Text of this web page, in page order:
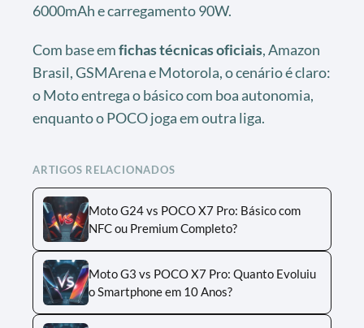
6000mAh e carregamento 90W.
Com base emfichas técnicas oficiais, Amazon
Brasil, GSMArena e Motorola, o cenário é claro:
o Moto entrega o básico com boa autonomia,
enquanto o POCO joga em outra liga.
ARTIGOS RELACIONADOS
Moto G24 vs POCO X7 Pro: Básico com
NFC ou Premium Completo?
Moto G3 vs POCO X7 Pro: Quanto Evoluiu
o Smartphone em 10 Anos?